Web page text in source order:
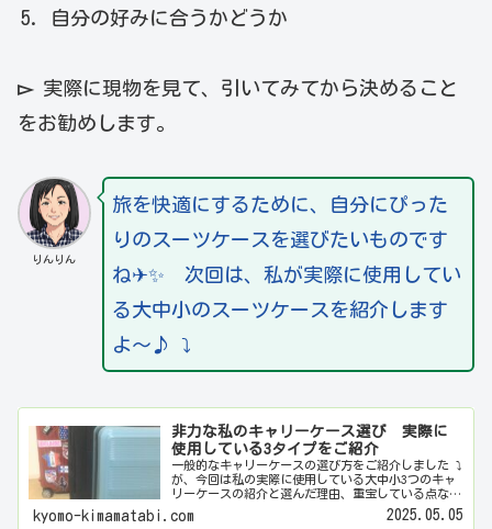
自分の好みに合うかどうか
▻実際に現物を見て、引いてみてから決めること
をお勧めします。
りんりん
旅を快適にするために、自分にぴった
りのスーツケースを選びたいものです
ね✈✨ 次回は、私が実際に使用してい
る大中小のスーツケースを紹介します
よ～♪ ⤵
非力な私のキャリーケース選び 実際に
使用している3タイプをご紹介
一般的なキャリーケースの選び方をご紹介しました ⤵
が、今回は私の実際に使用している大中小3つのキャ
リーケースの紹介と選んだ理由、重宝している点など
をお知らせしたいと思います。私はとにかく非力です
💦 海外旅行であってもキャリーケースは、バッ...
kyomo-kimamatabi.com 2025.05.05